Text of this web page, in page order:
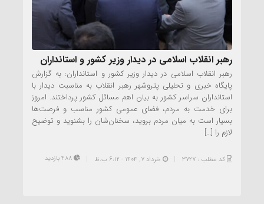
رهبر انقلاب اسلامی در دیدار وزیر کشور و استانداران
رهبر انقلاب اسلامی در دیدار وزیر کشور و استانداران: به گزارش
پایگاه خبری و تحلیلی پتروشهر رهبر انقلاب به مناسبت دیدار با
استانداران سراسر کشور به بیان اهم مسائل کشور پرداختند. امروز
برای خدمت به مردم، فضای عمومی کشور مناسب و فرصت‌ها
بسیار است به میان مردم بروید، سخنان‌شان را بشنوید و توضیح
لازم را […]
کد مطلب : 3727 خرداد ۷, ۱۴۰۴ - 6:12 ب.ظ